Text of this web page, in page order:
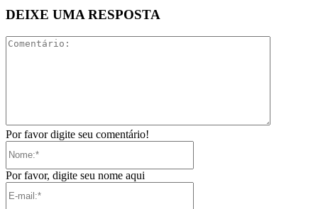
DEIXE UMA RESPOSTA
Por favor digite seu comentário!
Por favor, digite seu nome aqui